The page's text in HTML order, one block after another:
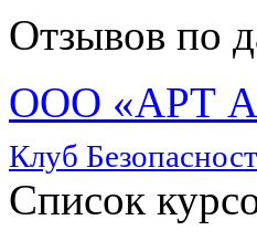
Отзывов по
ООО «АРТ
Клуб
Список